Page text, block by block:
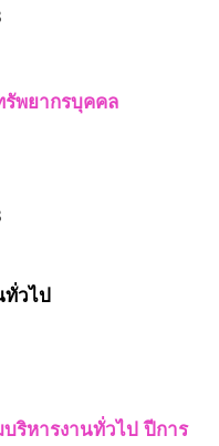
พยากรบุคคล
ทั่วไป
ริหารงานทั่วไป ปีการ